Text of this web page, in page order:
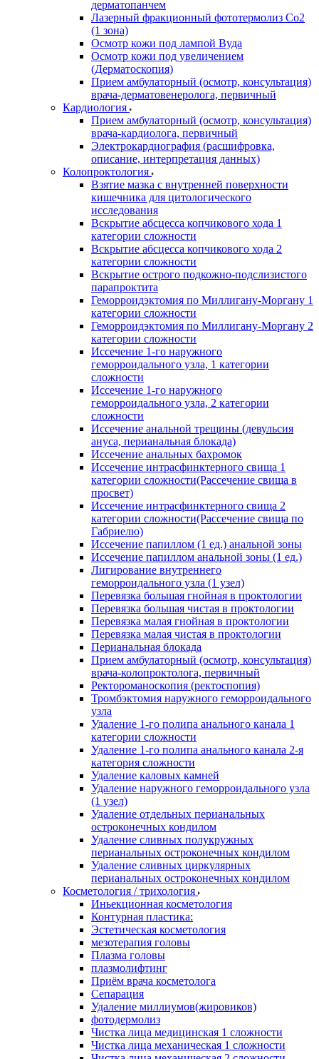
дерматопанчем
Лазерный фракционный фототермолиз Со2
(1 зона)
Осмотр кожи под лампой Вуда
Осмотр кожи под увеличением
(Дерматоскопия)
Прием амбулаторный (осмотр, консультация)
врача-дерматовенеролога, первичный
Кардиология
Прием амбулаторный (осмотр, консультация)
врача-кардиолога, первичный
Электрокардиография (расшифровка,
описание, интерпретация данных)
Колопроктология
Взятие мазка с внутренней поверхности
кишечника для цитологического
исследования
Вскрытие абсцесса копчикового хода 1
категории сложности
Вскрытие абсцесса копчикового хода 2
категории сложности
Вскрытие острого подкожно-подслизистого
парапроктита
Геморроидэктомия по Миллигану-Моргану 1
категории сложности
Геморроидэктомия по Миллигану-Моргану 2
категории сложности
Иссечение 1-го наружного
геморроидального узла, 1 категории
сложности
Иссечение 1-го наружного
геморроидального узла, 2 категории
сложности
Иссечение анальной трещины (девульсия
ануса, перианальная блокада)
Иссечение анальных бахромок
Иссечение интрасфинктерного свища 1
категории сложности(Рассечение свища в
просвет)
Иссечение интрасфинктерного свища 2
категории сложности(Рассечение свища по
Габриелю)
Иссечение папиллом (1 ед.) анальной зоны
Иссечение папиллом анальной зоны (1 ед.)
Лигирование внутреннего
геморроидального узла (1 узел)
Перевязка большая гнойная в проктологии
Перевязка большая чистая в проктологии
Перевязка малая гнойная в проктологии
Перевязка малая чистая в проктологии
Перианальная блокада
Прием амбулаторный (осмотр, консультация)
врача-колопроктолога, первичный
Ректороманоскопия (ректоспопия)
Тромбэктомия наружного геморроидального
узла
Удаление 1-го полипа анального канала 1
категории сложности
Удаление 1-го полипа анального канала 2-я
категория сложности
Удаление каловых камней
Удаление наружного геморроидального узла
(1 узел)
Удаление отдельных перианальных
остроконечных кондилом
Удаление сливных полукружных
перианальных остроконечных кондилом
Удаление сливных циркулярных
перианальных остроконечных кондилом
Косметология / трихология
Иньекционная косметология
Контурная пластика:
Эстетическая косметология
мезотерапия головы
Плазма головы
плазмолифтинг
Приём врача косметолога
Сепарация
Удаление миллиумов(жировиков)
фотодермолиз
Чистка лица медицинская 1 сложности
Чистка лица механическая 1 сложности